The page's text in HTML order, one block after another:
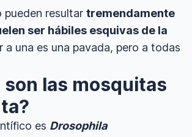
pueden resultar tremendamente
ser hábiles esquivas de la
a una es una pavada, pero a todas
son las mosquitas
es Drosophila